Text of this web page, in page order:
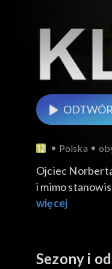
Polska
Ojciec
i mimo
z Oli, która
jej
więcej
Sezony i